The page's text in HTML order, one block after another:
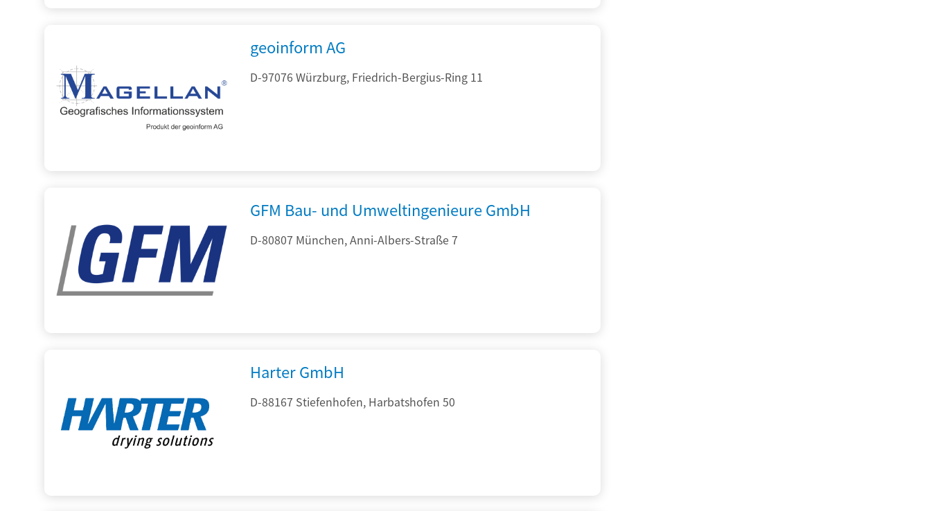
geoinform AG
D-97076 Würzburg, Friedrich-Bergius-Ring 11
GFM Bau- und Umweltingenieure GmbH
D-80807 München, Anni-Albers-Straße 7
Harter GmbH
D-88167 Stiefenhofen, Harbatshofen 50